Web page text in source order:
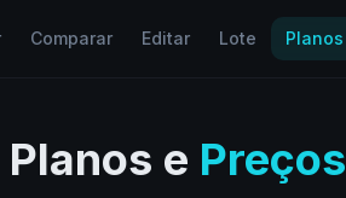
Comparar Editar Lote Planos
Planos e Preços